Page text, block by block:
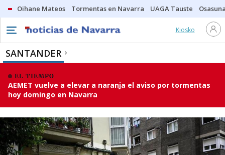
Oihane Mateos Tormentas en Navarra UAGA Tauste
Kiosko
SANTANDER
EL TIEMPO
AEMET vuelve a elevar a naranja el aviso por tormentas
hoy domingo en Navarra